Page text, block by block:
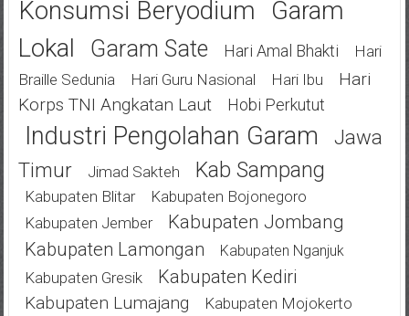
Konsumsi Beryodium
Garam
Lokal
Garam Sate Hari Amal Bhakti
Hari
Braille Sedunia
Hari Guru Nasional Hari Ibu
Hari
Korps TNI Angkatan Laut
Hobi Perkutut
Industri Pengolahan Garam
Jawa
Timur
Jimad Sakteh Kab Sampang
Kabupaten Blitar
Kabupaten Bojonegoro
Kabupaten Jember
Kabupaten Jombang
Kabupaten Lamongan
Kabupaten Nganjuk
Kabupaten Gresik Kabupaten Kediri
Kabupaten Lumajang Kabupaten Mojokerto